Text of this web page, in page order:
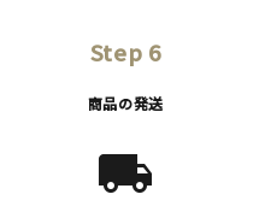
Step 6
商品の発送
local_shipping